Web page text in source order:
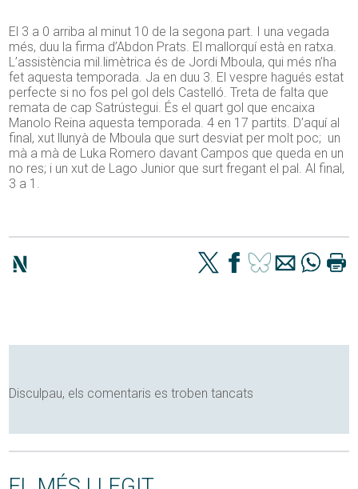
El 3 a 0 arriba al minut 10 de la segona part. I una vegada
més, duu la firma d’Abdon Prats. El mallorquí està en ratxa.
L’assistència mil.limètrica és de Jordi Mboula, qui més n’ha
fet aquesta temporada. Ja en duu 3. El vespre hagués estat
perfecte si no fos pel gol dels Castelló. Treta de falta que
remata de cap Satrústegui. És el quart gol que encaixa
Manolo Reina aquesta temporada. 4 en 17 partits. D’aquí al
final, xut llunyà de Mboula que surt desviat per molt poc; un
mà a mà de Luka Romero davant Campos que queda en un
no res; i un xut de Lago Junior que surt fregant el pal. Al final,
3 a 1.
Disculpau, els comentaris es troben tancats